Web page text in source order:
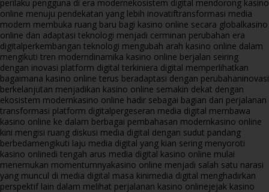
perilaku pengguna di era modernekosistem digital mendorong kasino
online menuju pendekatan yang lebih inovatiftransformasi media
modern membuka ruang baru bagi kasino online secara globalkasino
online dan adaptasi teknologi menjadi cerminan perubahan era
digitalperkembangan teknologi mengubah arah kasino online dalam
mengikuti tren moderndinamika kasino online berjalan seiring
dengan inovasi platform digital terkiniera digital memperlihatkan
bagaimana kasino online terus beradaptasi dengan perubahaninovasi
berkelanjutan menjadikan kasino online semakin dekat dengan
ekosistem modernkasino online hadir sebagai bagian dari perjalanan
transformasi platform digitalpergeseran media digital membawa
kasino online ke dalam berbagai pembahasan modernkasino online
kini mengisi ruang diskusi media digital dengan sudut pandang
berbedamengikuti laju media digital yang kian sering menyoroti
kasino onlinedi tengah arus media digital kasino online mulai
menemukan momentumnyakasino online menjadi salah satu narasi
yang muncul di media digital masa kinimedia digital menghadirkan
perspektif lain dalam melihat perjalanan kasino onlinejejak kasino